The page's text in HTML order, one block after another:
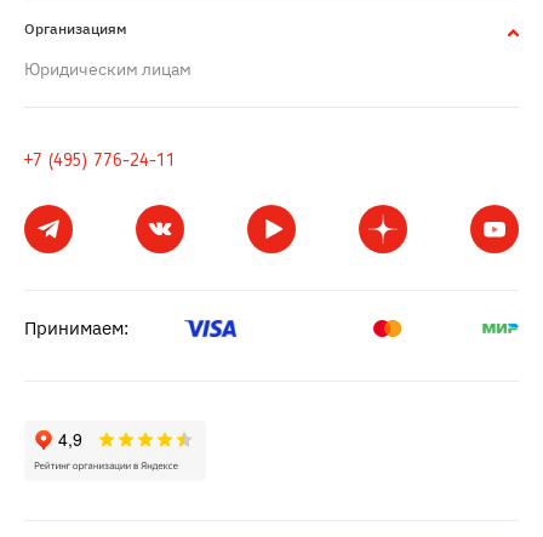
Организациям
Юридическим лицам
+7 (495) 776-24-11
Принимаем: